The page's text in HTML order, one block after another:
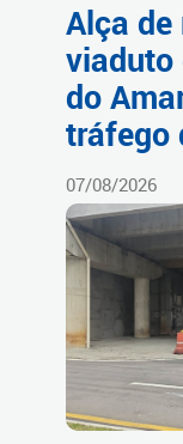
Alça de
viaduto
do
tráfego
07/08/2026